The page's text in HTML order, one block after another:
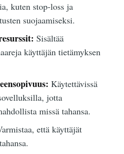
kuten stop-loss ja
suojaamiseksi.
Sisältää
käyttäjän tietämyksen
Käytettävissä
jotta
missä tahansa.
että käyttäjät